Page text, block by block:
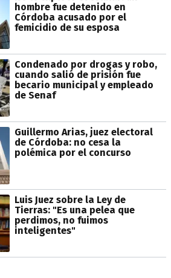
hombre fue detenido en
Córdoba acusado por el
femicidio de su esposa
Condenado por drogas y robo,
cuando salió de prisión fue
becario municipal y empleado
de Senaf
Guillermo Arias, juez electoral
de Córdoba: no cesa la
polémica por el concurso
Luis Juez sobre la Ley de
Tierras: "Es una pelea que
perdimos, no fuimos
inteligentes"